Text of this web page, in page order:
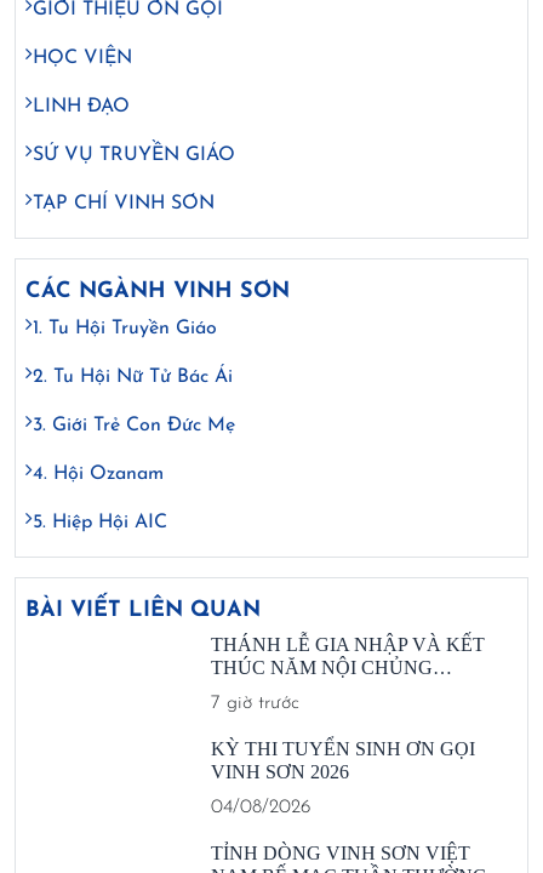
GIỚI THIỆU ƠN GỌI
HỌC VIỆN
LINH ĐẠO
SỨ VỤ TRUYỀN GIÁO
TẠP CHÍ VINH SƠN
CÁC NGÀNH VINH SƠN
1. Tu Hội Truyền Giáo
2. Tu Hội Nữ Tử Bác Ái
3. Giới Trẻ Con Đức Mẹ
4. Hội Ozanam
5. Hiệp Hội AIC
BÀI VIẾT LIÊN QUAN
THÁNH LỄ GIA NHẬP VÀ KẾT
THÚC NĂM NỘI CHỦNG…
7 giờ trước
KỲ THI TUYỂN SINH ƠN GỌI
VINH SƠN 2026
04/08/2026
TỈNH DÒNG VINH SƠN VIỆT